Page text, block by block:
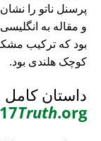
پرسنل ناتو را
و مقاله به
بود که ترکیب
کوچک هلندی بود.
داستان کامل
Truth.org